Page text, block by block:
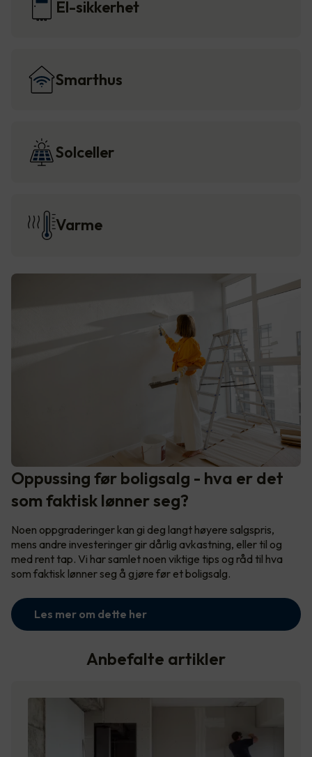
El-sikkerhet
Smarthus
Solceller
Varme
Oppussing før boligsalg - hva er det
som faktisk lønner seg?
Noen oppgraderinger kan gi deg langt høyere salgspris,
mens andre investeringer gir dårlig avkastning, eller til og
med rent tap. Vi har samlet noen viktige tips og råd til hva
som faktisk lønner seg å gjøre før et boligsalg.
Les mer om dette her
Anbefalte artikler